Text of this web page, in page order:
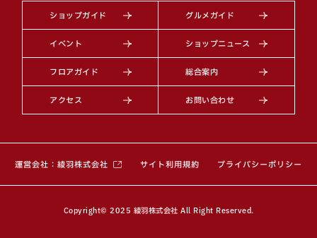
ショップガイド グルメガイド
イベント ショップニュース
フロアガイド 総合案内
アクセス お問い合わせ
運営会社：綾羽株式会社 （別ウィンドウで開きます）
サイト利用規約 プライバシーポリシー
Copyright© 2025 綾羽株式会社 All Right Reserved.